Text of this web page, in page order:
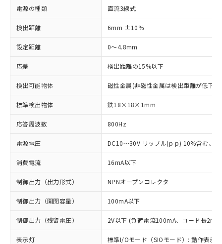
電源の種類 直流3線式
検出距離 6mm ±10%
設定距離 0～4.8mm
応差 検出距離の15%以下
検出可能物体 磁性金属(非磁性金属は検出距離が低下し
標準検出物体 鉄18×18×1mm
応答周波数 800Hz
電源電圧 DC10～30V リップル(p-p) 10%含む、
消費電流 16mA以下
制御出力（出力形式） NPNオープンコレクタ
制御出力（開閉容量） 100mA以下
制御出力（残留電圧） 2V以下 (負荷電流100mA、コード長2m
表示灯 標準I/Oモード（SIOモード）: 動作表示